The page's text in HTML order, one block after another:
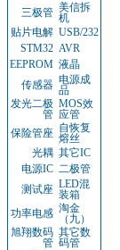
三极管 美信拆
机
贴片电解 USB/232
STM32 AVR
EEPROM 液晶
传感器 电源成
品
发光二极
管
MOS效
应管
保险管座 自恢复
熔丝
光耦 其它IC
电源IC 二极管
测试座 LED混
装箱
功率电感 淘金
（九）
旭翔数码
管
其它数
码管